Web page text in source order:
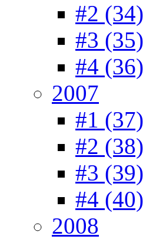
#2 (34)
#3 (35)
#4 (36)
2007
#1 (37)
#2 (38)
#3 (39)
#4 (40)
2008